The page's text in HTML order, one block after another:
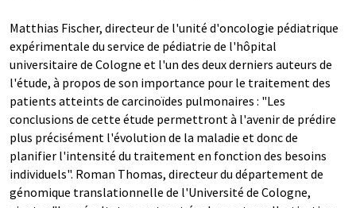
Matthias Fischer, directeur de l'unité d'oncologie pédiatrique
expérimentale du service de pédiatrie de l'hôpital
universitaire de Cologne et l'un des deux derniers auteurs de
l'étude, à propos de son importance pour le traitement des
patients atteints de carcinoïdes pulmonaires : "Les
conclusions de cette étude permettront à l'avenir de prédire
plus précisément l'évolution de la maladie et donc de
planifier l'intensité du traitement en fonction des besoins
individuels". Roman Thomas, directeur du département de
génomique translationnelle de l'Université de Cologne,